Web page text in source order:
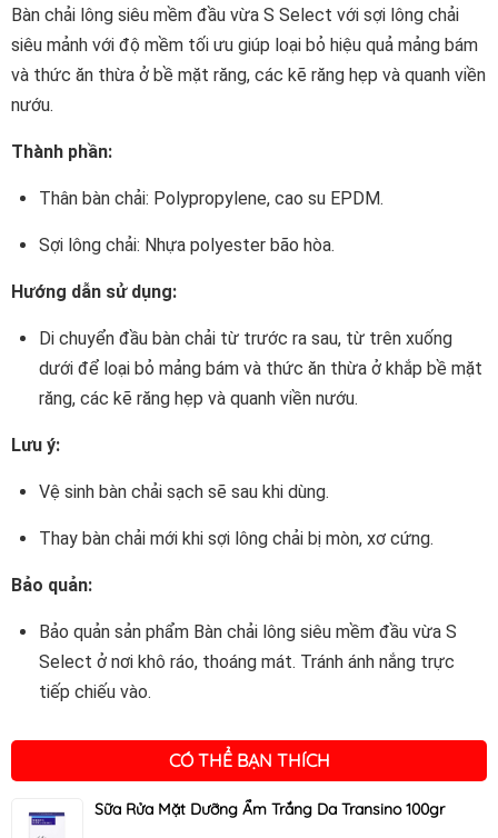
Bàn chải lông siêu mềm đầu vừa S Select với sợi lông chải
siêu mảnh với độ mềm tối ưu giúp loại bỏ hiệu quả mảng bám
và thức ăn thừa ở bề mặt răng, các kẽ răng hẹp và quanh viền
nướu.
Thành phần:
Thân bàn chải: Polypropylene, cao su EPDM.
Sợi lông chải: Nhựa polyester bão hòa.
Hướng dẫn sử dụng:
Di chuyển đầu bàn chải từ trước ra sau, từ trên xuống
dưới để loại bỏ mảng bám và thức ăn thừa ở khắp bề mặt
răng, các kẽ răng hẹp và quanh viền nướu.
Lưu ý:
Vệ sinh bàn chải sạch sẽ sau khi dùng.
Thay bàn chải mới khi sợi lông chải bị mòn, xơ cứng.
Bảo quản:
Bảo quản sản phẩm Bàn chải lông siêu mềm đầu vừa S
Select ở nơi khô ráo, thoáng mát. Tránh ánh nắng trực
tiếp chiếu vào.
CÓ THỂ BẠN THÍCH
Sữa Rửa Mặt Dưỡng Ẩm Trắng Da Transino 100gr